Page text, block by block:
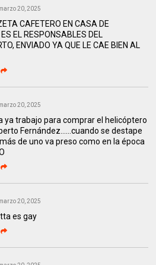
20, 2025
CAFETERO EN CASA DE
EL RESPONSABLES DEL
ENVIADO YA QUE LE CAE BIEN AL
20, 2025
ya trabajo para comprar el helicóptero
Fernández……cuando se destape
de uno va preso como en la época
20, 2025
es gay